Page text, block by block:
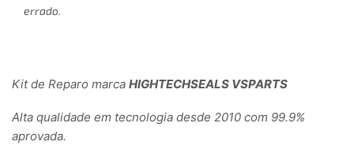
errado.
Kit de Reparo marca HIGHTECHSEALS VSPARTS
Alta qualidade em tecnologia desde 2010 com 99.9%
aprovada.